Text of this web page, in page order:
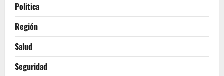
Politica
Región
Salud
Seguridad